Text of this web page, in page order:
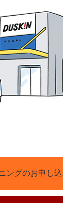
ングのお申し